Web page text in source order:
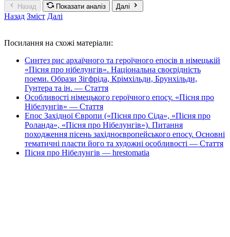
Назад Показати аналіз Далі
Назад Зміст Далі
Посилання на схожі матеріали:
Синтез рис архаїчного та героїчного епосів в німецькій
«Пісня про нібелунгів». Національна своєрідність
поеми. Образи Зігфріда, Крімхільди, Брунхільди,
Гунтера та ін. — Стаття
Особливості німецького героїчного епосу. «Пісня про
Нібелунгів» — Стаття
Епос Західної Європи («Пісня про Сіда», «Пісня про
Роланда», «Пісня про Нібелунгів»). Питання
походження пісень західноєвропейського епосу. Основні
тематичні пласти його та художні особливості — Стаття
Пісня про Нібелунгів — hrestomatia